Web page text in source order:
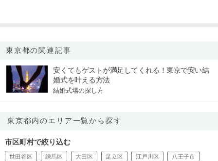
東京都の関連記事
安くてもゲストが満足してくれる！東京で安い結
婚式を叶える方法
結婚式場の探し方
東京都内のエリア一覧から探す
市区町村で絞り込む
世田谷区 練馬区 大田区 足立区 江戸川区 八王子市